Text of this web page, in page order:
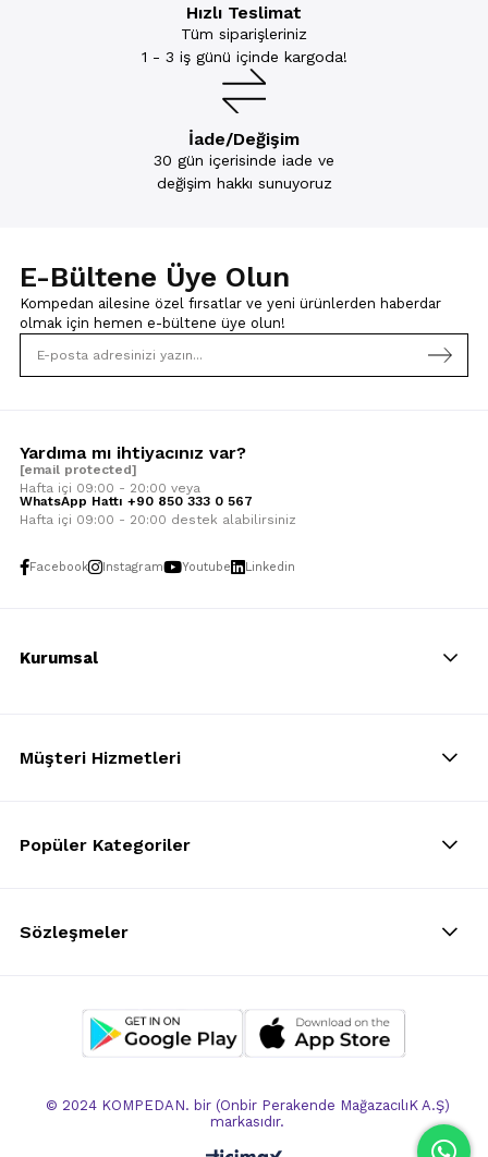
Hızlı Teslimat
Tüm siparişleriniz
1 - 3 iş günü içinde kargoda!
İade/Değişim
30 gün içerisinde iade ve
değişim hakkı sunuyoruz
E-Bültene Üye Olun
Kompedan ailesine özel fırsatlar ve yeni ürünlerden haberdar
olmak için hemen e-bültene üye olun!
Yardıma mı ihtiyacınız var?
[email protected]
Hafta içi 09:00 - 20:00 veya
WhatsApp Hattı +90 850 333 0 567
Hafta içi 09:00 - 20:00 destek alabilirsiniz
Facebook Instagram Youtube Linkedin
Kurumsal
Müşteri Hizmetleri
Popüler Kategoriler
Sözleşmeler
© 2024 KOMPEDAN. bir (Onbir Perakende MağazacılıK A.Ş)
markasıdır.